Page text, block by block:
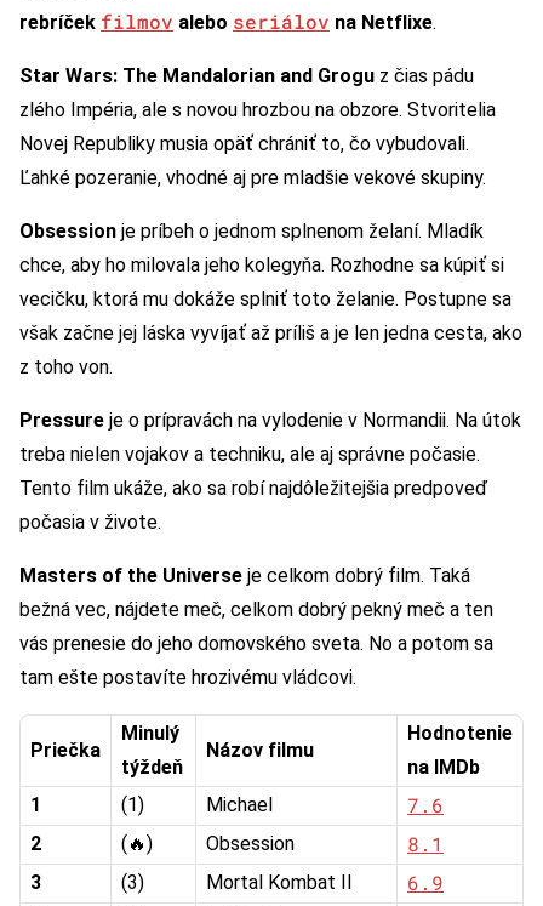
rebríček filmov alebo seriálov na Netflixe.
Star Wars: The Mandalorian and Grogu z čias pádu
zlého Impéria, ale s novou hrozbou na obzore. Stvoritelia
Novej Republiky musia opäť chrániť to, čo vybudovali.
Ľahké pozeranie, vhodné aj pre mladšie vekové skupiny.
Obsession je príbeh o jednom splnenom želaní. Mladík
chce, aby ho milovala jeho kolegyňa. Rozhodne sa kúpiť si
vecičku, ktorá mu dokáže splniť toto želanie. Postupne sa
však začne jej láska vyvíjať až príliš a je len jedna cesta, ako
z toho von.
Pressure je o prípravách na vylodenie v Normandii. Na útok
treba nielen vojakov a techniku, ale aj správne počasie.
Tento film ukáže, ako sa robí najdôležitejšia predpoveď
počasia v živote.
Masters of the Universe je celkom dobrý film. Taká
bežná vec, nájdete meč, celkom dobrý pekný meč a ten
vás prenesie do jeho domovského sveta. No a potom sa
tam ešte postavíte hrozivému vládcovi.
Priečka
Minulý
týždeň
Názov filmu
Hodnotenie
na IMDb
1
(1) Michael 7.6
2 (🔥) Obsession 8.1
3 (3) Mortal Kombat II 6.9